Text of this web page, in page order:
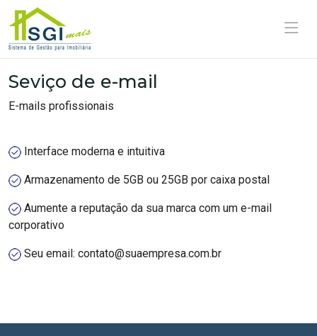
Seviço de e-mail
E-mails profissionais
Interface moderna e intuitiva
Armazenamento de 5GB ou 25GB por caixa postal
Aumente a reputação da sua marca com um e-mail
corporativo
Seu email: contato@suaempresa.com.br